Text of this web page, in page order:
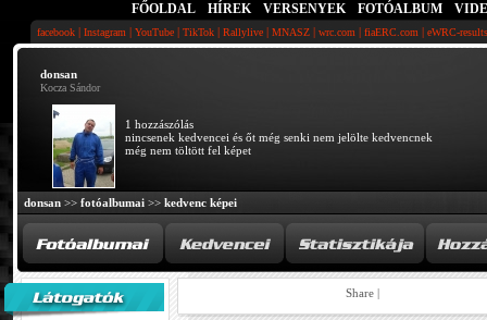
FŐOLDAL HÍREK VERSENYEK FOTÓALBUM
facebook | Instagram | YouTube | TikTok | Rallylive | MNASZ | wrc.com | fiaERC.com | eWRC-
donsan
Kocza Sándor
1 hozzászólás
nincsenek kedvencei és őt még senki nem jelölte kedvencnek
még nem töltött fel képet
donsan >> fotóalbumai >> kedvenc képei
Share |